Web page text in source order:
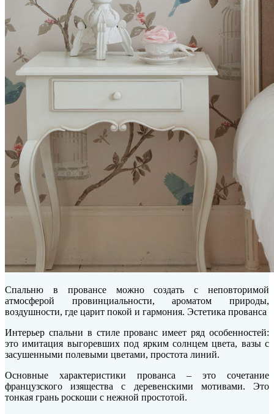
Спальню в провансе можно создать с неповторимой
атмосферой провинциальности, ароматом природы,
воздушности, где царит покой и гармония. Эстетика прованса
Интерьер спальни в стиле прованс имеет ряд особенностей:
это имитация выгоревших под ярким солнцем цвета, вазы с
засушенными полевыми цветами, простота линий.
Основные характеристики прованса – это сочетание
французского изящества с деревенскими мотивами. Это
тонкая грань роскоши с нежной простотой.